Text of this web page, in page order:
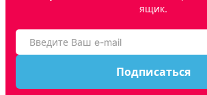
ящик.
Подписаться